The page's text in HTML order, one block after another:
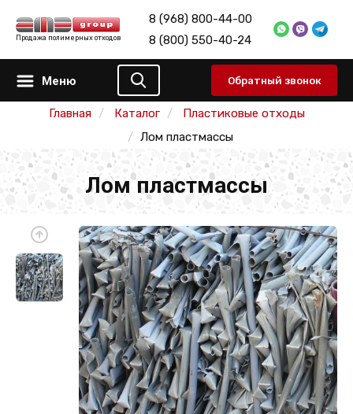
Продажа полимерных отходов
8 (968) 800-44-00
8 (800) 550-40-24
Меню Обратный звонок
Главная Каталог
Пластиковые отходы
Лом пластмассы
Лом пластмассы